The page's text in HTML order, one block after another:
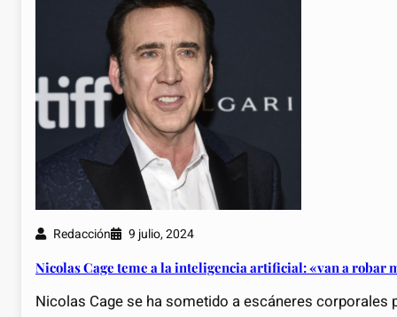
Redacción 9 julio, 2024
Nicolas Cage teme a la inteligencia artificial: «van a robar
Nicolas Cage se ha sometido a escáneres